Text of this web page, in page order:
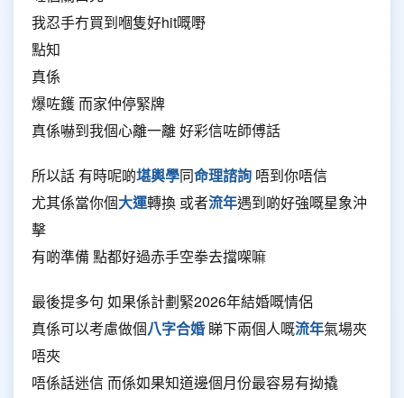
我忍手冇買到嗰隻好hit嘅嘢
點知
真係
爆咗鑊 而家仲停緊牌
真係嚇到我個心離一離 好彩信咗師傅話
所以話 有時呢啲堪輿學同命理諮詢 唔到你唔信
尤其係當你個大運轉換 或者流年遇到啲好強嘅星象沖
擊
有啲準備 點都好過赤手空拳去擋㗎嘛
最後提多句 如果係計劃緊2026年結婚嘅情侶
真係可以考慮做個八字合婚 睇下兩個人嘅流年氣場夾
唔夾
唔係話迷信 而係如果知道邊個月份最容易有拗撬